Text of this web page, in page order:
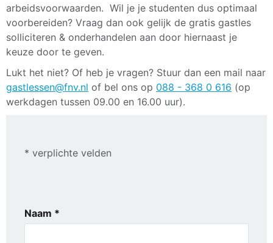
arbeidsvoorwaarden. Wil je je studenten dus optimaal
voorbereiden? Vraag dan ook gelijk de gratis gastles
solliciteren & onderhandelen aan door hiernaast je
keuze door te geven.
Lukt het niet? Of heb je vragen? Stuur dan een mail naar
gastlessen@fnv.nl of bel ons op 088 - 368 0 616 (op
werkdagen tussen 09.00 en 16.00 uur).
* verplichte velden
Naam *